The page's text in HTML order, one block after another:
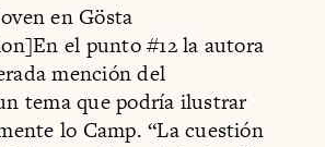
en Gösta
el punto #12 la autora
mención del
tema que podría ilustrar
lo Camp. “La cuestión